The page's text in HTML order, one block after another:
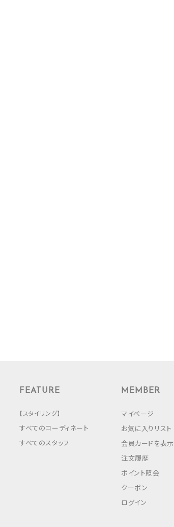
FEATURE
【スタイリング】
すべてのコーディネート
すべてのスタッフ
MEMBER
マイページ
お気に入りリスト
会員カードを表示
注文履歴
ポイント照会
クーポン
ログイン